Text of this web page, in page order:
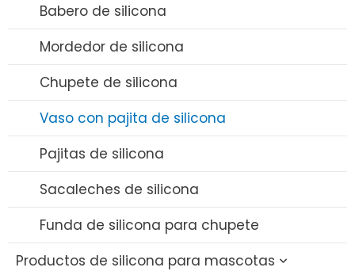
Babero de silicona
Mordedor de silicona
Chupete de silicona
Vaso con pajita de silicona
Pajitas de silicona
Sacaleches de silicona
Funda de silicona para chupete
Productos de silicona para mascotas